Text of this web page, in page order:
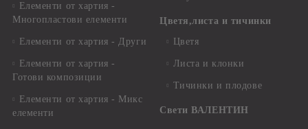
Елементи от хартия -
Многопластови елементи
Елементи от хартия - Други
Елементи от хартия -
Готови композиции
Елементи от хартия - Микс
елементи
Цветя,листа и тичинки
Цветя
Листа и клонки
Тичинки и плодове
Свети ВАЛЕНТИН